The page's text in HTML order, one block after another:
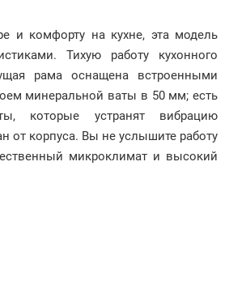
и комфорту на кухне, эта модель
Тихую работу кухонного
рама оснащена встроенными
минеральной ваты в 50 мм; есть
которые устранят вибрацию
от корпуса. Вы не услышите работу
микроклимат и высокий